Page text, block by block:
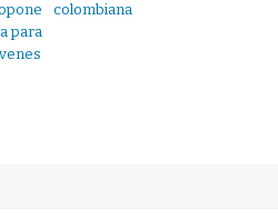
para
colombiana